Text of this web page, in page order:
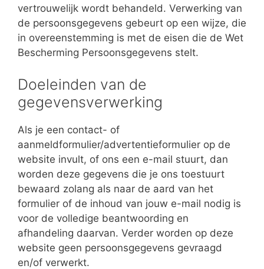
vertrouwelijk wordt behandeld. Verwerking van
de persoonsgegevens gebeurt op een wijze, die
in overeenstemming is met de eisen die de Wet
Bescherming Persoonsgegevens stelt.
Doeleinden van de
gegevensverwerking
Als je een contact- of
aanmeldformulier/advertentieformulier op de
website invult, of ons een e-mail stuurt, dan
worden deze gegevens die je ons toestuurt
bewaard zolang als naar de aard van het
formulier of de inhoud van jouw e-mail nodig is
voor de volledige beantwoording en
afhandeling daarvan. Verder worden op deze
website geen persoonsgegevens gevraagd
en/of verwerkt.